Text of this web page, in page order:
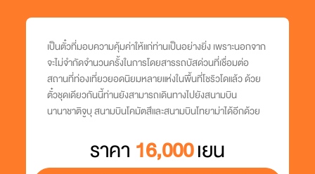
เป็นตั๋วที่มอบความคุ้มค่าให้แก่ท่านเป็นอย่างยิ่ง เพราะนอกจาก
จะไม่จำกัดจำนวนครั้งในการโดยสารรถบัสด่วนที่เชื่อมต่อ
สถานที่ท่องเที่ยวยอดนิยมหลายแห่งในพื้นที่โชริวโดแล้ว ด้วย
ตั๋วชุดเดียวกันนี้ท่านยังสามารถเดินทางไปยังสนามบิน
นานาชาติจูบุ สนามบินโคมัตสึและสนามบินโทยาม่าได้อีกด้วย
ราคา 16,000เยน